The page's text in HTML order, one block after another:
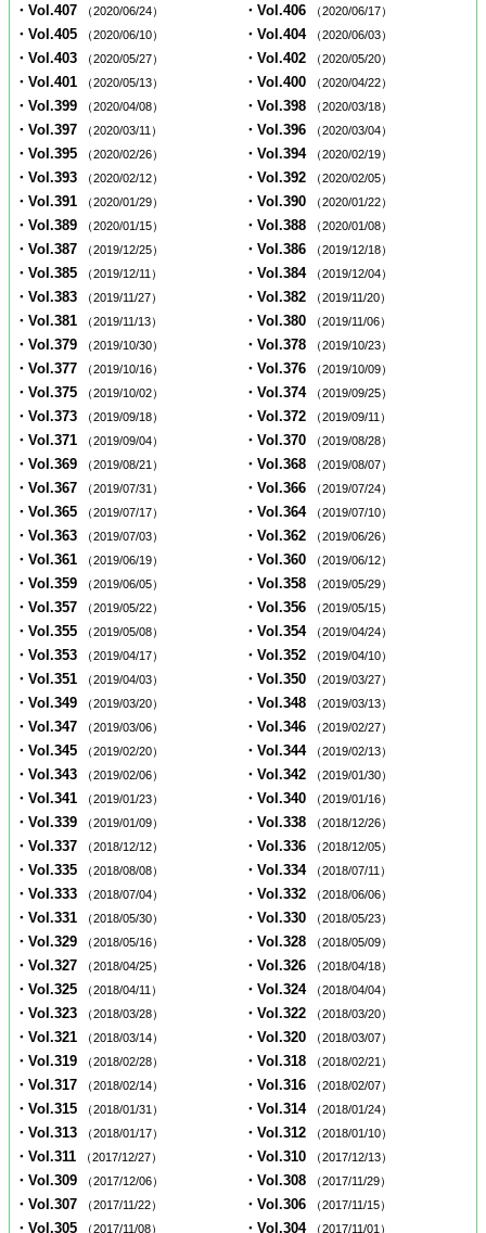
・Vol.407 （2020/06/24） ・Vol.406 （2020/06/17）
・Vol.405 （2020/06/10） ・Vol.404 （2020/06/03）
・Vol.403 （2020/05/27） ・Vol.402 （2020/05/20）
・Vol.401 （2020/05/13） ・Vol.400 （2020/04/22）
・Vol.399 （2020/04/08） ・Vol.398 （2020/03/18）
・Vol.397 （2020/03/11） ・Vol.396 （2020/03/04）
・Vol.395 （2020/02/26） ・Vol.394 （2020/02/19）
・Vol.393 （2020/02/12） ・Vol.392 （2020/02/05）
・Vol.391 （2020/01/29） ・Vol.390 （2020/01/22）
・Vol.389 （2020/01/15） ・Vol.388 （2020/01/08）
・Vol.387 （2019/12/25） ・Vol.386 （2019/12/18）
・Vol.385 （2019/12/11） ・Vol.384 （2019/12/04）
・Vol.383 （2019/11/27） ・Vol.382 （2019/11/20）
・Vol.381 （2019/11/13） ・Vol.380 （2019/11/06）
・Vol.379 （2019/10/30） ・Vol.378 （2019/10/23）
・Vol.377 （2019/10/16） ・Vol.376 （2019/10/09）
・Vol.375 （2019/10/02） ・Vol.374 （2019/09/25）
・Vol.373 （2019/09/18） ・Vol.372 （2019/09/11）
・Vol.371 （2019/09/04） ・Vol.370 （2019/08/28）
・Vol.369 （2019/08/21） ・Vol.368 （2019/08/07）
・Vol.367 （2019/07/31） ・Vol.366 （2019/07/24）
・Vol.365 （2019/07/17） ・Vol.364 （2019/07/10）
・Vol.363 （2019/07/03） ・Vol.362 （2019/06/26）
・Vol.361 （2019/06/19） ・Vol.360 （2019/06/12）
・Vol.359 （2019/06/05） ・Vol.358 （2019/05/29）
・Vol.357 （2019/05/22） ・Vol.356 （2019/05/15）
・Vol.355 （2019/05/08） ・Vol.354 （2019/04/24）
・Vol.353 （2019/04/17） ・Vol.352 （2019/04/10）
・Vol.351 （2019/04/03） ・Vol.350 （2019/03/27）
・Vol.349 （2019/03/20） ・Vol.348 （2019/03/13）
・Vol.347 （2019/03/06） ・Vol.346 （2019/02/27）
・Vol.345 （2019/02/20） ・Vol.344 （2019/02/13）
・Vol.343 （2019/02/06） ・Vol.342 （2019/01/30）
・Vol.341 （2019/01/23） ・Vol.340 （2019/01/16）
・Vol.339 （2019/01/09） ・Vol.338 （2018/12/26）
・Vol.337 （2018/12/12） ・Vol.336 （2018/12/05）
・Vol.335 （2018/08/08） ・Vol.334 （2018/07/11）
・Vol.333 （2018/07/04） ・Vol.332 （2018/06/06）
・Vol.331 （2018/05/30） ・Vol.330 （2018/05/23）
・Vol.329 （2018/05/16） ・Vol.328 （2018/05/09）
・Vol.327 （2018/04/25） ・Vol.326 （2018/04/18）
・Vol.325 （2018/04/11） ・Vol.324 （2018/04/04）
・Vol.323 （2018/03/28） ・Vol.322 （2018/03/20）
・Vol.321 （2018/03/14） ・Vol.320 （2018/03/07）
・Vol.319 （2018/02/28） ・Vol.318 （2018/02/21）
・Vol.317 （2018/02/14） ・Vol.316 （2018/02/07）
・Vol.315 （2018/01/31） ・Vol.314 （2018/01/24）
・Vol.313 （2018/01/17） ・Vol.312 （2018/01/10）
・Vol.311 （2017/12/27） ・Vol.310 （2017/12/13）
・Vol.309 （2017/12/06） ・Vol.308 （2017/11/29）
・Vol.307 （2017/11/22） ・Vol.306 （2017/11/15）
・Vol.305 （2017/11/08） ・Vol.304 （2017/11/01）